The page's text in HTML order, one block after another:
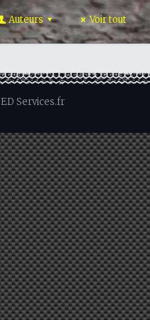
Auteurs Voir tout
ED Services.fr